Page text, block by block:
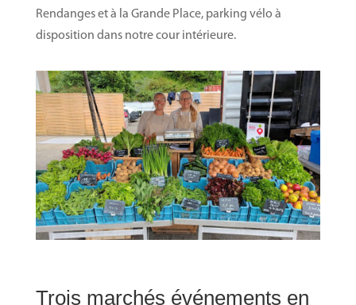
Rendanges et à la Grande Place, parking vélo à
disposition dans notre cour intérieure.
Trois marchés événements en